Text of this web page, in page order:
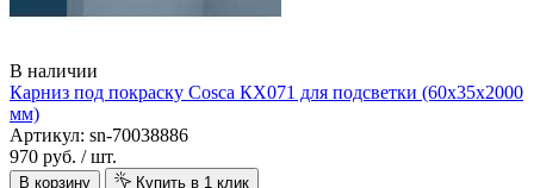
В наличии
Карниз под покраску Cosca КХ071 для подсветки (60х35х2000
мм)
Артикул: sn-70038886
970 руб. / шт.
В корзину Купить в 1 клик